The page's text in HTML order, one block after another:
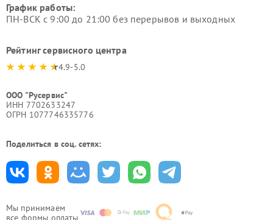
Мы принимаем
все формы оплаты
График работы:
ПН-ВСК с 9:00 до 21:00 без перерывов и выходных
Рейтинг сервисного центра
4.9-5.0
ООО "Русервис"
ИНН 7702633247
ОГРН 1077746335776
Поделиться в соц. сетях: